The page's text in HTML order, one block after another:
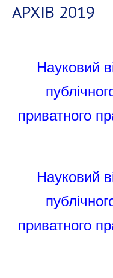
АРХІВ 2019
Науковий
приватного
Науковий
приватного